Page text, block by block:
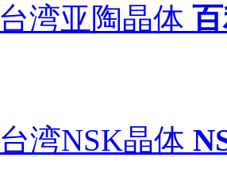
台湾亚陶晶体
台湾NSK晶体